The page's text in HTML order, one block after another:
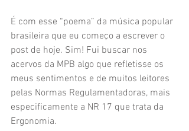
É com esse “poema” da música popular
brasileira que eu começo a escrever o
post de hoje. Sim! Fui buscar nos
acervos da MPB algo que refletisse os
meus sentimentos e de muitos leitores
pelas Normas Regulamentadoras, mais
especificamente a NR 17 que trata da
Ergonomia.